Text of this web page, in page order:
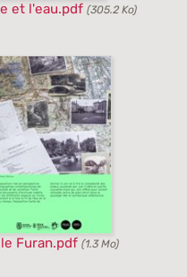
et l'eau.pdf (305.2 Ko)
Furan.pdf (1.3 Mo)